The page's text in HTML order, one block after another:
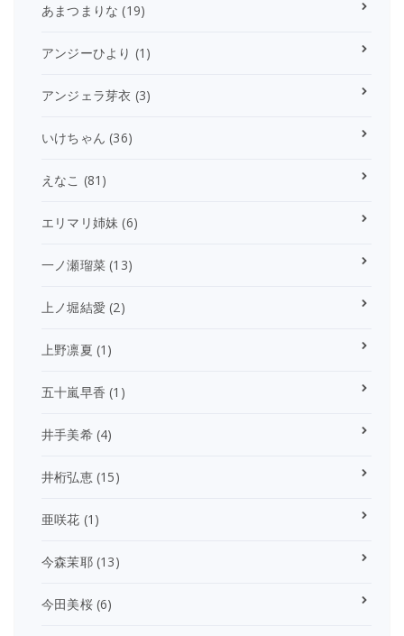
あまつまりな (19)
アンジーひより (1)
アンジェラ芽衣 (3)
いけちゃん (36)
えなこ (81)
エリマリ姉妹 (6)
一ノ瀬瑠菜 (13)
上ノ堀結愛 (2)
上野凛夏 (1)
五十嵐早香 (1)
井手美希(4)
井桁弘恵(15)
亜咲花 (1)
今森茉耶(13)
今田美桜(6)